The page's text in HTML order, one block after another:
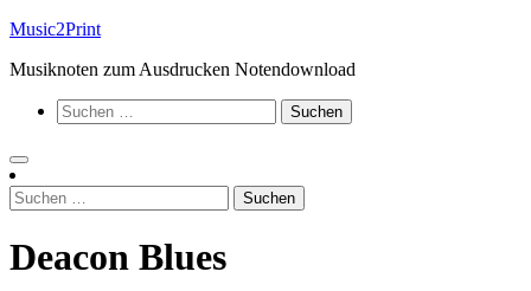
Zum
springen
Music2Print
Musiknoten zum Ausdrucken Notendownload
Suchen
nach:
Suchen
nach:
Deacon Blues